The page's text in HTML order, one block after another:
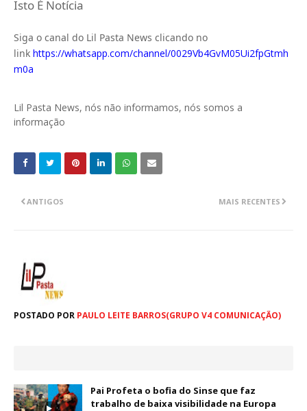
Isto É Notícia
Siga o canal do Lil Pasta News clicando no
link https://whatsapp.com/channel/0029Vb4GvM05Ui2fpGtmh
m0a
Lil Pasta News, nós não informamos, nós somos a
informação
MAIS RECENTES
ANTIGOS
POSTADO POR PAULO LEITE BARROS(GRUPO V4 COMUNICAÇÃO)
Pai Profeta o bofia do Sinse que faz
trabalho de baixa visibilidade na Europa